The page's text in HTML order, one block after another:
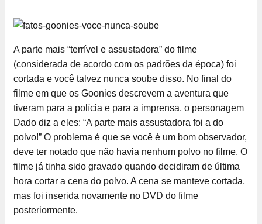
A parte mais “terrível e assustadora” do filme
(considerada de acordo com os padrões da época) foi
cortada e você talvez nunca soube disso. No final do
filme em que os Goonies descrevem a aventura que
tiveram para a polícia e para a imprensa, o personagem
Dado diz a eles: “A parte mais assustadora foi a do
polvo!” O problema é que se você é um bom observador,
deve ter notado que não havia nenhum polvo no filme. O
filme já tinha sido gravado quando decidiram de última
hora cortar a cena do polvo. A cena se manteve cortada,
mas foi inserida novamente no DVD do filme
posteriormente.